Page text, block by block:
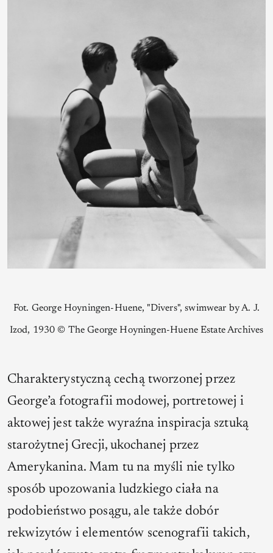
Fot. George Hoyningen-Huene, "Divers", swimwear by A. J.
Izod, 1930 © The George Hoyningen-Huene Estate Archives
Charakterystyczną cechą tworzonej przez
George’a fotografii modowej, portretowej i
aktowej jest także wyraźna inspiracja sztuką
starożytnej Grecji, ukochanej przez
Amerykanina. Mam tu na myśli nie tylko
sposób upozowania ludzkiego ciała na
podobieństwo posągu, ale także dobór
rekwizytów i elementów scenografii takich,